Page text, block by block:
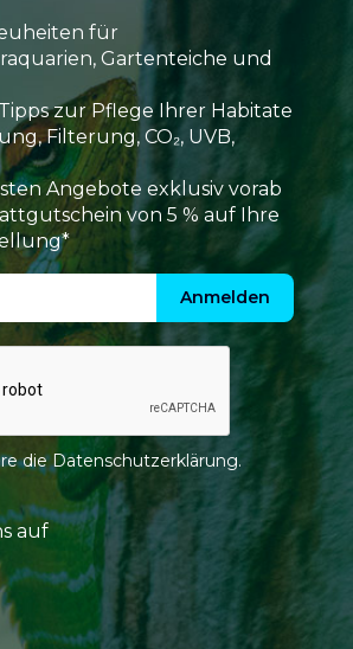
für
Gartenteiche und
zur Pflege Ihrer Habitate
Filterung, CO₂, UVB,
Angebote exklusiv vorab
von 5 % auf Ihre
Anmelden
dieDatenschutzerklärung.
auf